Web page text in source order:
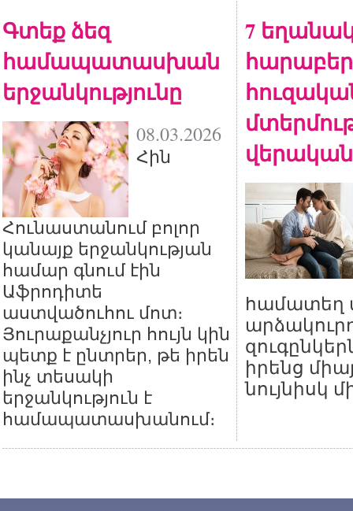
Գտեք ձեզ
համապատասխան
երջանկությունը
08.03.2026
Հին
Հունաստանում բոլոր
կանայք երջանկության
համար գնում էին
Աֆրոդիտե
աստվածուհու մոտ։
Յուրաքանչյուր հույն կին
պետք է ընտրեր, թե իրեն
ինչ տեսակի
երջանկություն է
համապատասխանում։
7
համատեղ
իրենց
նույնիսկ